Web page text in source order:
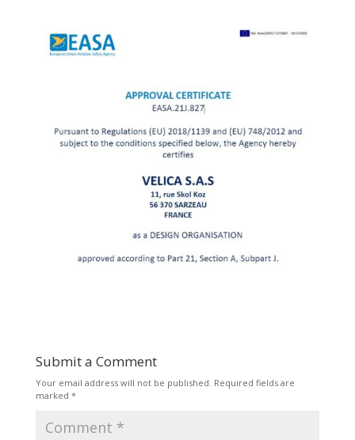
Submit a Comment
Your email address will not be published. Required fields are
marked *